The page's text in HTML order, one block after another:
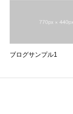
ブログサンプル1